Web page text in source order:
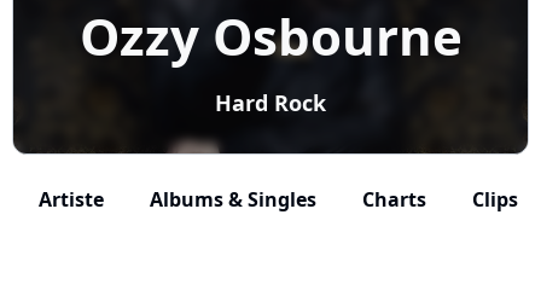
Ozzy Osbourne
Hard Rock
Artiste Albums & Singles Charts Clips